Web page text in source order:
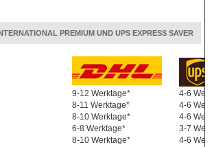
PREMIUM UND UPS EXPRESS SAVER
9-12 Werktage*
4-6
8-11 Werktage*
4-6
8-10 Werktage*
4-6
6-8 Werktage*
3-7
8-10 Werktage*
4-6